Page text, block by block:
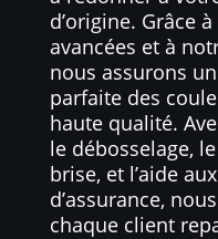
d’origine. Grâce
avancées et à
nous assurons
parfaite des
haute qualité.
le débosselage,
brise, et l’aide
d’assurance,
chaque client